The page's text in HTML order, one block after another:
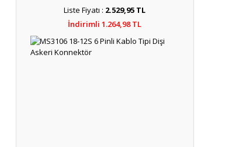
Liste Fiyatı : 2.529,95 TL
İndirimli 1.264,98 TL